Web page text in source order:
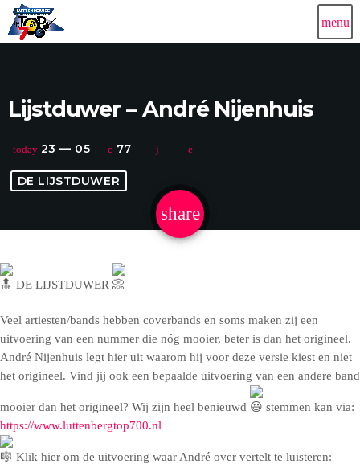
menu
Lijstduwer – André Nijenhuis
today 23 — 05 77
DE LIJSTDUWER
share
email
DE LIJSTDUWER
Veel artiesten/bands hebben coverbands en soms maken zij een
uitvoering van een nummer die nóg mooier, beter is dan het origineel.
André Nijenhuis legt hier uit waarom hij voor deze versie kiest en niet
het origineel. Vind jij ook een bepaalde uitvoering van een andere band
mooier dan het origineel? Wij zijn heel benieuwd
stemmen kan via:
https://www.luttenbergtop700.nl
Klik hier om de uitvoering waar André over vertelt te luisteren: